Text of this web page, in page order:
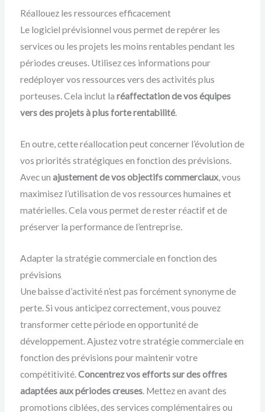
Réallouez les ressources efficacement
Le logiciel prévisionnel vous permet de repérer les
services ou les projets les moins rentables pendant les
périodes creuses. Utilisez ces informations pour
redéployer vos ressources vers des activités plus
porteuses. Cela inclut la réaffectation de vos équipes
vers des projets à plus forte rentabilité.
En outre, cette réallocation peut concerner l’évolution de
vos priorités stratégiques en fonction des prévisions.
Avec un ajustement de vos objectifs commerciaux, vous
maximisez l’utilisation de vos ressources humaines et
matérielles. Cela vous permet de rester réactif et de
préserver la performance de l’entreprise.
Adapter la stratégie commerciale en fonction des
prévisions
Une baisse d’activité n’est pas forcément synonyme de
perte. Si vous anticipez correctement, vous pouvez
transformer cette période en opportunité de
développement. Ajustez votre stratégie commerciale en
fonction des prévisions pour maintenir votre
compétitivité. Concentrez vos efforts sur des offres
adaptées aux périodes creuses. Mettez en avant des
promotions ciblées, des services complémentaires ou